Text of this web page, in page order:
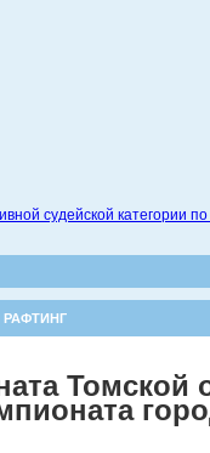
судейской категории
Томской